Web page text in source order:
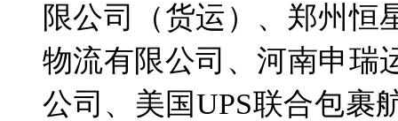
限公司（货运）、郑州恒
物流有限公司、河南申瑞
公司、美国UPS联合包裹